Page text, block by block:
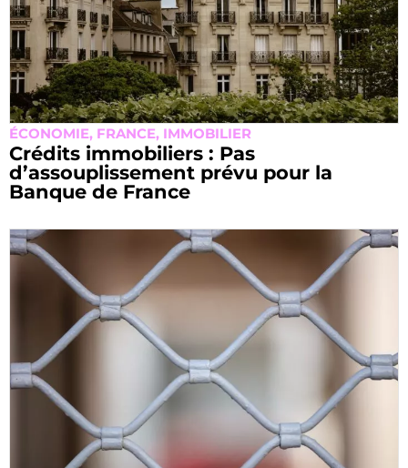
ÉCONOMIE, FRANCE, IMMOBILIER
Crédits immobiliers : Pas
d’assouplissement prévu pour la
Banque de France